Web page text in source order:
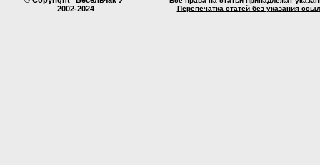
2002-2024
Перепечатка статей без указания